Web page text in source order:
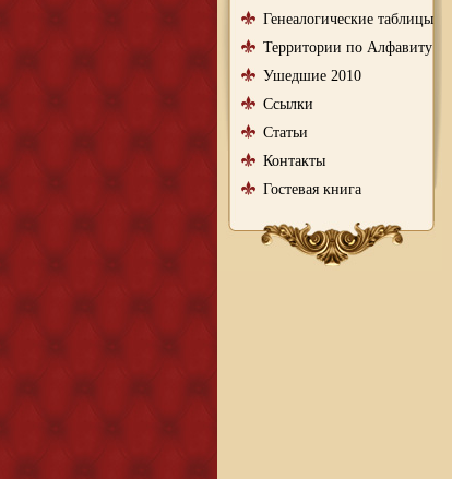
Генеалогические таблицы
Территории по Алфавиту
Ушедшие 2010
Ссылки
Статьи
Контакты
Гостевая книга